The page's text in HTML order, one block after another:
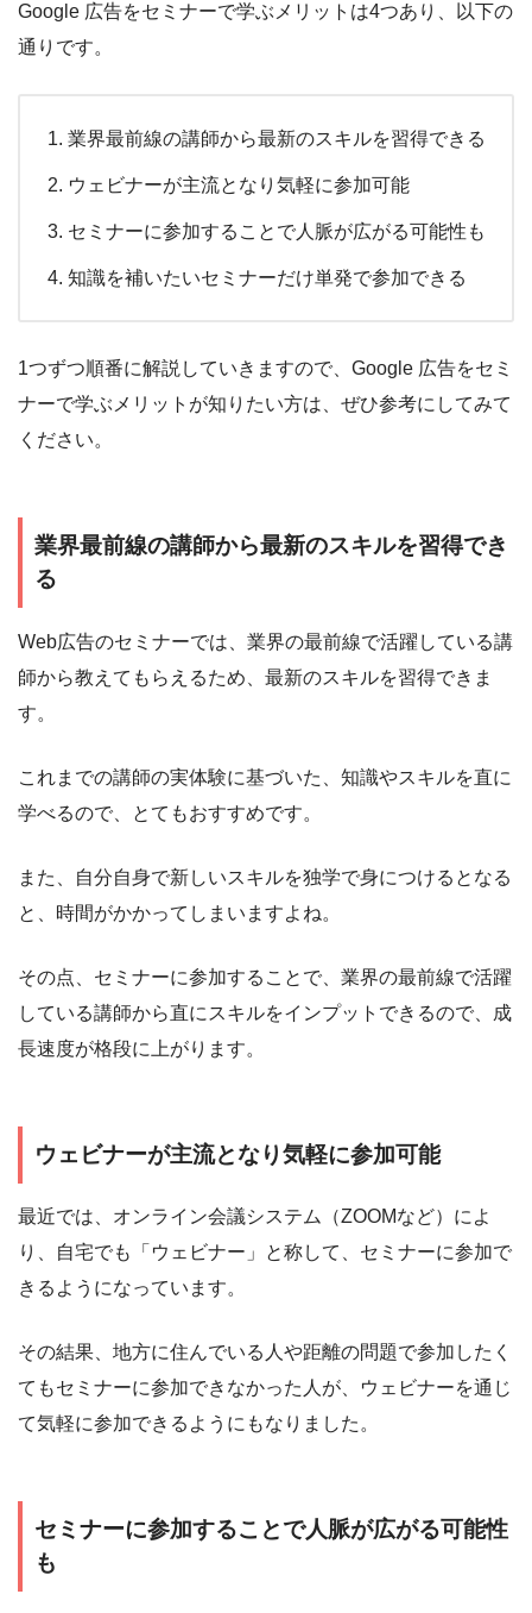
Google 広告をセミナーで学ぶメリットは4つあり、以下の
通りです。
業界最前線の講師から最新のスキルを習得できる
ウェビナーが主流となり気軽に参加可能
セミナーに参加することで人脈が広がる可能性も
知識を補いたいセミナーだけ単発で参加できる
1つずつ順番に解説していきますので、Google 広告をセミ
ナーで学ぶメリットが知りたい方は、ぜひ参考にしてみて
ください。
業界最前線の講師から最新のスキルを習得でき
る
Web広告のセミナーでは、業界の最前線で活躍している講
師から教えてもらえるため、最新のスキルを習得できま
す。
これまでの講師の実体験に基づいた、知識やスキルを直に
学べるので、とてもおすすめです。
また、自分自身で新しいスキルを独学で身につけるとなる
と、時間がかかってしまいますよね。
その点、セミナーに参加することで、業界の最前線で活躍
している講師から直にスキルをインプットできるので、成
長速度が格段に上がります。
ウェビナーが主流となり気軽に参加可能
最近では、オンライン会議システム（ZOOMなど）によ
り、自宅でも「ウェビナー」と称して、セミナーに参加で
きるようになっています。
その結果、地方に住んでいる人や距離の問題で参加したく
てもセミナーに参加できなかった人が、ウェビナーを通じ
て気軽に参加できるようにもなりました。
セミナーに参加することで人脈が広がる可能性
も